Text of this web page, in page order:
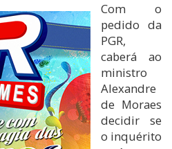
Com o
pedido da
PGR,
caberá ao
ministro
Alexandre
de Moraes
decidir se
o inquérito